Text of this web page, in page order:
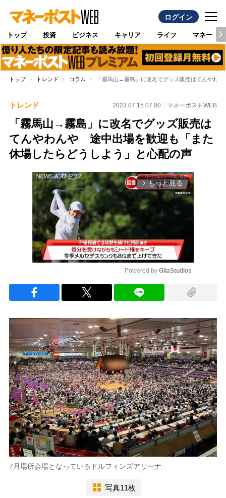
ログイン
トップ 投資 ビジネス キャリア ライフ マネー
トップ トレンド コラム 「霧馬山→霧島」に改名でグッズ販売はてんやわ
トレンド 2023.07.15 07:00 マネーポストWEB
「霧馬山→霧島」に改名でグッズ販売は
てんやわんや 途中出場を歓迎も「また
休場したらどうしよう」と心配の声
arrow_forward_ios もっと見る
Powered by GliaStudios
7月場所会場となっているドルフィンズアリーナ
写真11枚